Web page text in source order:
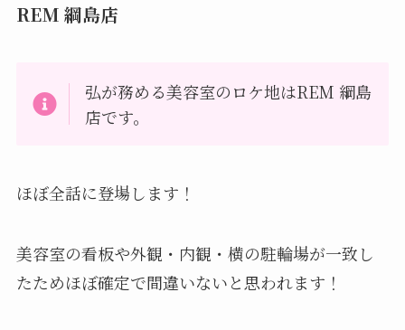
REM 綱島店
弘が務める美容室のロケ地はREM 綱島
店です。
ほぼ全話に登場します！
美容室の看板や外観・内観・横の駐輪場が一致し
たためほぼ確定で間違いないと思われます！